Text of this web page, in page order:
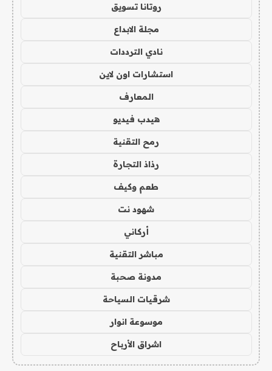
روتانا تسويق
مجلة الابداع
نادي الترددات
استشارات اون لاين
المعارف
هيدب فيديو
رمح التقنية
رذاذ التجارة
طعم وكيف
شهود نت
أركاني
مباشر التقنية
مدونة صحبة
شرقيات السياحة
موسوعة انوار
اشراق الأرباح